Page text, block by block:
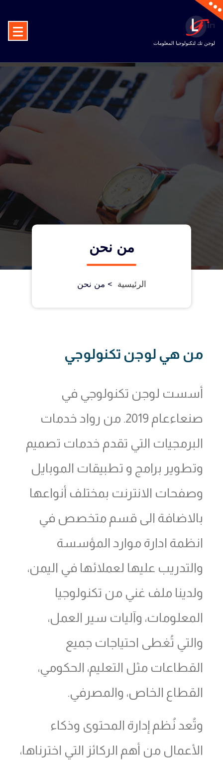
لوجن تك لتكنولوجيا المعلومات
من نحن
الرئيسية > من نحن
من هي لوجن تكنولوجي
أسست لوجن تكنولوجي في
صنعاءعام 2019. من رواد خدمات
البرمجيات التي تقدم خدمات تصميم
وتطوير برامج و تطبيقات الموبايل
وصفحات الانترنت بمختلف أنواعها
بالاضافة الى قسم متخصص في
انظمة ادارة موارد المؤسسة
والتدريب عليها لعملائها في اليمن،
ولدينا ملف غني من تكنولوجيا
المعلومات، وآليات سير العمل،
والتي تُغطى احتياجات جميع
القطاعات مثل التعليم، الحكومي،
القطاع الخاص، والمصرفي.
وتُعد نُظم إدارة المحتوى وذكاء
الأعمال من أهم الركائز التي اخترناها،